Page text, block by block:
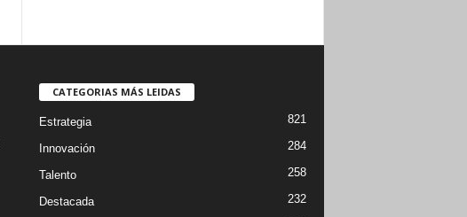
CATEGORIAS MÁS LEIDAS
Estrategia 821
Innovación 284
Talento 258
Destacada 232